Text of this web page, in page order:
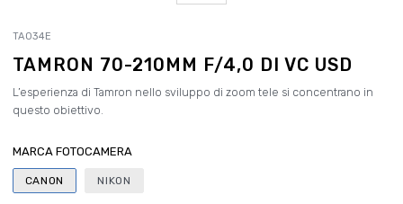
TA034E
TAMRON 70-210MM F/4,0 DI VC USD
L’esperienza di Tamron nello sviluppo di zoom tele si concentrano in
questo obiettivo.
MARCA FOTOCAMERA
CANON NIKON